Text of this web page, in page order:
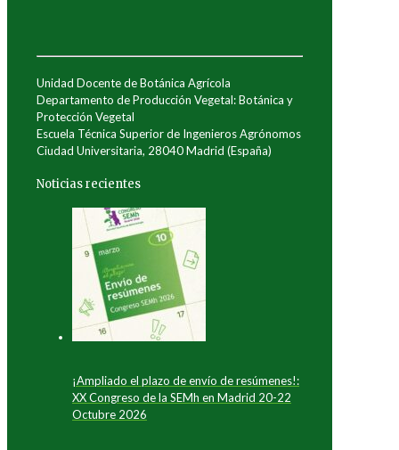
Unidad Docente de Botánica Agrícola
Departamento de Producción Vegetal: Botánica y
Protección Vegetal
Escuela Técnica Superior de Ingenieros Agrónomos
Ciudad Universitaria, 28040 Madrid (España)
Noticias recientes
¡Ampliado el plazo de envío de resúmenes!:
XX Congreso de la SEMh en Madrid 20-22
Octubre 2026